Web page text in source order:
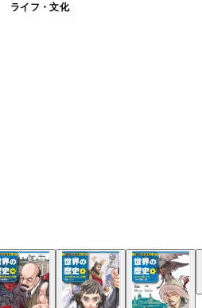
ライフ・文化